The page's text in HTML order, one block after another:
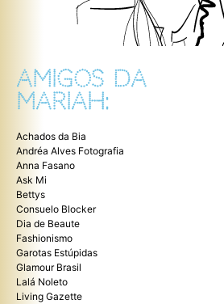
AMIGOS DA
MARIAH:
Achados da Bia
Andréa Alves Fotografia
Anna Fasano
Ask Mi
Bettys
Consuelo Blocker
Dia de Beaute
Fashionismo
Garotas Estúpidas
Glamour Brasil
Lalá Noleto
Living Gazette